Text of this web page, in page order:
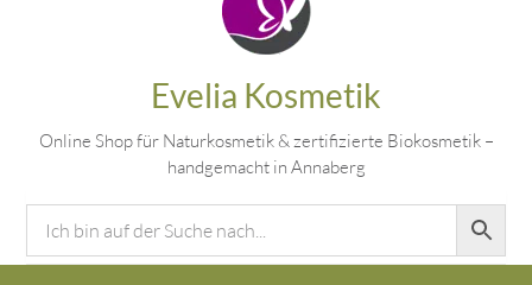
Evelia Kosmetik
Online Shop für Naturkosmetik & zertifizierte Biokosmetik –
handgemacht in Annaberg